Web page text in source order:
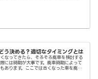
う決める？適切なタイミングとは
なってきたら、そろそろ廃車を検討する
には時期が大事です。廃車時期によって
あります。ここでは古くなった車を廃車